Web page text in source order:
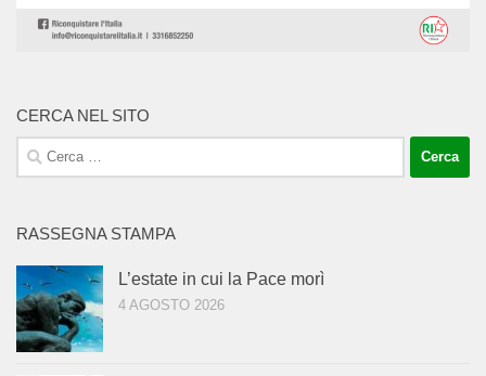
CERCA NEL SITO
Ricerca
per:
RASSEGNA STAMPA
L’estate in cui la Pace morì
4 AGOSTO 2026